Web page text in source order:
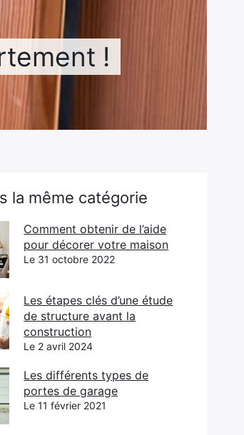
!
la même catégorie
Comment obtenir de l’aide
pour décorer votre maison
Le 31 octobre 2022
Les étapes clés d’une étude
de structure avant la
construction
Le 2 avril 2024
Les différents types de
portes de garage
Le 11 février 2021